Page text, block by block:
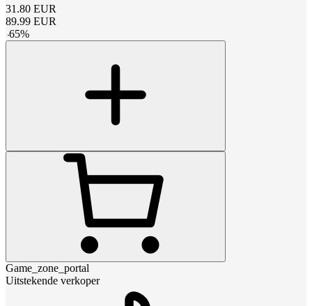
31.80 EUR
89.99 EUR
-65%
Game_zone_portal
Uitstekende verkoper